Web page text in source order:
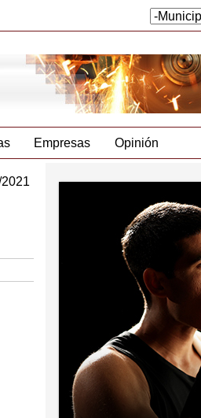
Empresas Opinión